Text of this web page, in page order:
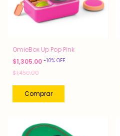
OmieBox Up Pop Pink
$1,305.00 -10% OFF
$1,450.00